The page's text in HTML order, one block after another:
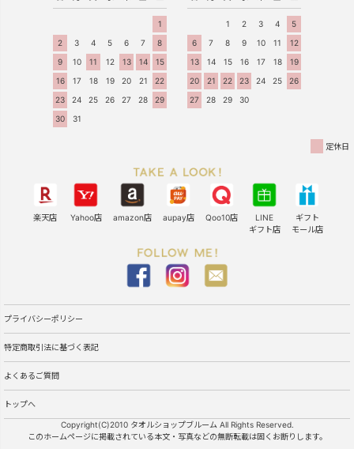
1
2
3 4 5 6 7
8
9
10 11 12 13 14
15
16
17 18 19 20 21
22
23
24 25 26 27 28
29
30
31
1 2 3 4
5
6
7 8 9 10 11
12
13
14 15 16 17 18
19
20
21 22 23 24 25
26
27
28 29 30
定休日
楽天店 Yahoo店 amazon店 aupay店 Qoo10店
LINE
ギフト店
ギフト
モール店
プライバシーポリシー
特定商取引法に基づく表記
よくあるご質問
トップへ
Copyright(C)2010 タオルショップブルーム All Rights Reserved.
このホームページに掲載されている本文・写真などの無断転載は固くお断りします。